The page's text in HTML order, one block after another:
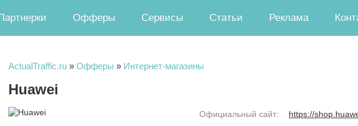
Офферы Сервисы Статьи Реклама
ActualTraffic.ru » Офферы » Интернет-магазины
Huawei
Официальный сайт:
https://